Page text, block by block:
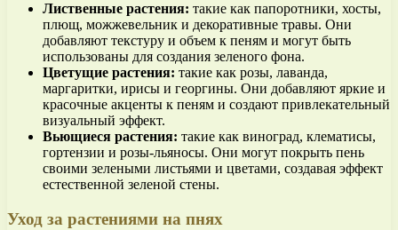
Лиственные растения: такие как папоротники, хосты,
плющ, можжевельник и декоративные травы. Они
добавляют текстуру и объем к пеням и могут быть
использованы для создания зеленого фона.
Цветущие растения: такие как розы, лаванда,
маргаритки, ирисы и георгины. Они добавляют яркие и
красочные акценты к пеням и создают привлекательный
визуальный эффект.
Вьющиеся растения: такие как виноград, клематисы,
гортензии и розы-льяносы. Они могут покрыть пень
своими зелеными листьями и цветами, создавая эффект
естественной зеленой стены.
Уход за растениями на пнях